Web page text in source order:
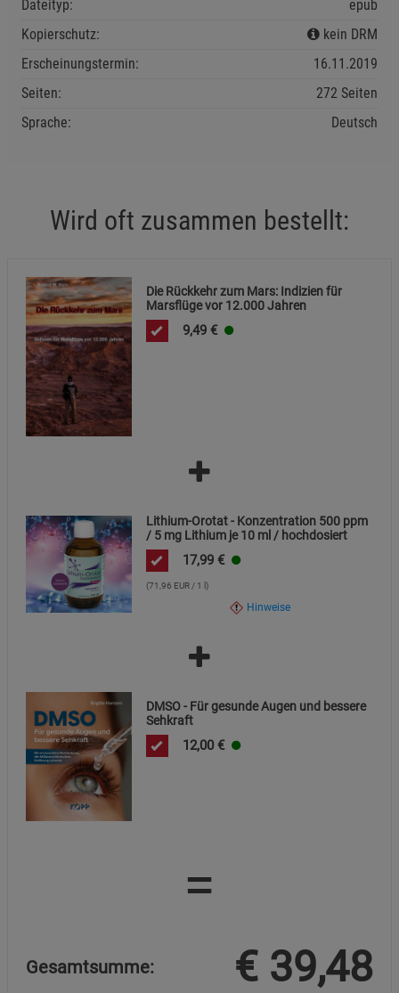
Dateityp:
epub
Kopierschutz:
kein DRM
Erscheinungstermin:
16.11.2019
Seiten:
272 Seiten
Sprache:
Deutsch
Wird oft zusammen bestellt:
Die Rückkehr zum Mars: Indizien für
Marsflüge vor 12.000 Jahren
9,49 €
Lithium-Orotat - Konzentration 500 ppm
/ 5 mg Lithium je 10 ml / hochdosiert
17,99 €
(71,96 EUR / 1 l)
Hinweise
DMSO - Für gesunde Augen und bessere
Sehkraft
12,00 €
=
Gesamtsumme: € 39,48
Statistik Cookies (2)
Beschreibung Marketing Cookies
Datenschutzerklärung Impressum